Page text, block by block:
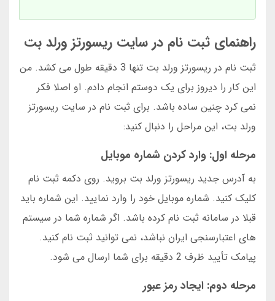
راهنمای ثبت نام در سایت ریسورتز ورلد بت
ثبت نام در ریسورتز ورلد بت تنها 3 دقیقه طول می کشد. من
این کار را دیروز برای یک دوستم انجام دادم. او اصلا فکر
نمی کرد چنین ساده باشد. برای ثبت نام در سایت ریسورتز
ورلد بت، این مراحل را دنبال کنید:
مرحله اول: وارد کردن شماره موبایل
به آدرس جدید ریسورتز ورلد بت بروید. روی دکمه ثبت نام
کلیک کنید. شماره موبایل خود را وارد نمایید. این شماره باید
قبلا در سامانه ثبت نام کرده باشد. اگر شماره شما در سیستم
های اعتبارسنجی ایران نباشد، نمی توانید ثبت نام کنید.
پیامک تأیید ظرف 2 دقیقه برای شما ارسال می شود.
مرحله دوم: ایجاد رمز عبور